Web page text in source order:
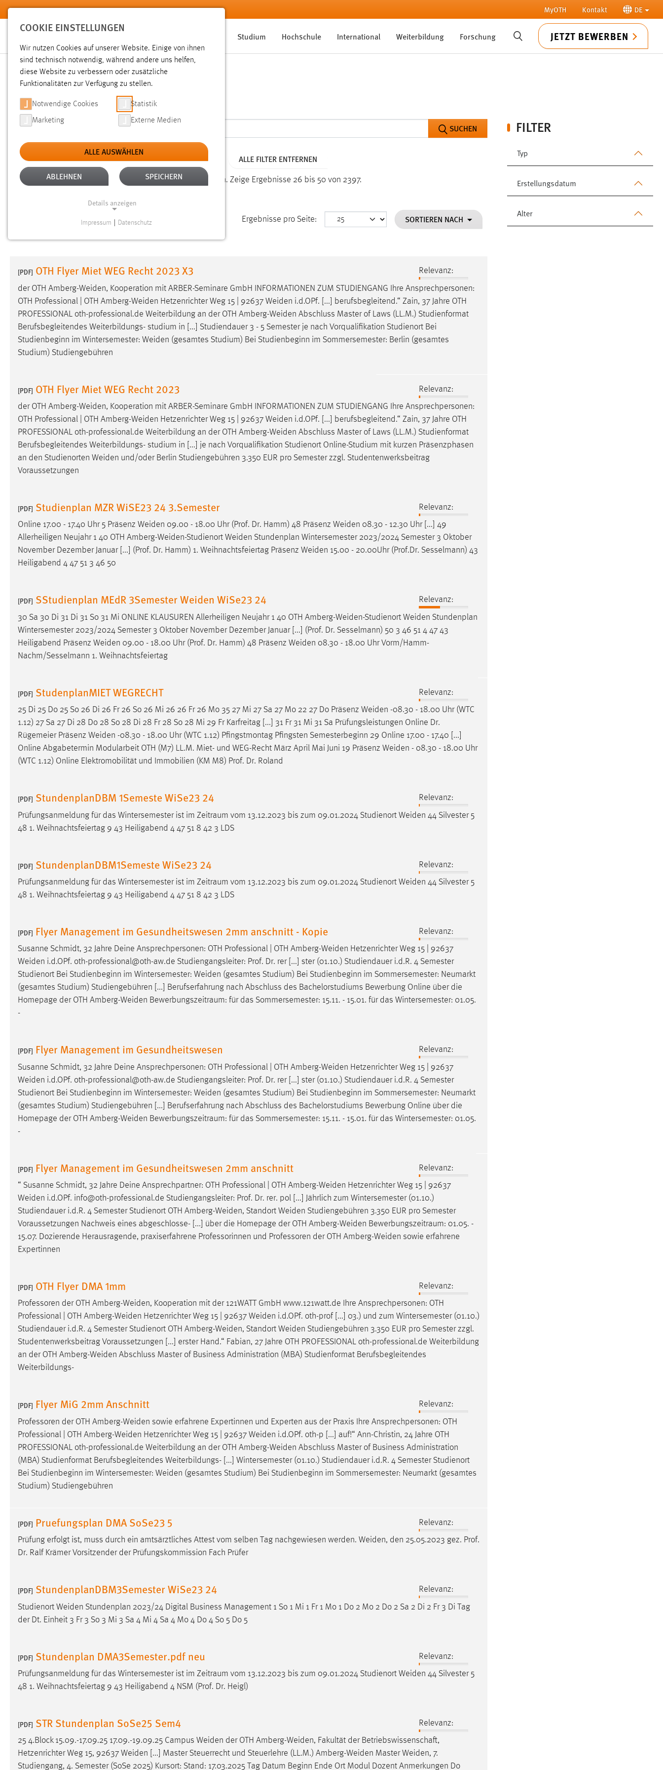
Zum Hauptinhalt springen MyOTH Kontakt DE
Studium Hochschule International Weiterbildung Forschung SUCHE JETZT BEWERBEN
SUCHE
FILTER
Typ
Erstellungsdatum
Alter
SUCHEN
Aktive Filter: TYP: DATEIEN ALTER: ÜBER EIN JAHR ALLE FILTER ENTFERNEN
Gesucht nach "weide". Es wurden 2397 Ergebnisse gefunden. Zeige Ergebnisse 26 bis 50 von 2397.
Ergebnisse pro Seite: SORTIEREN NACH
[PDF] OTH Flyer Miet WEG Recht 2023 X3
Relevanz:
der OTH Amberg-Weiden, Kooperation mit ARBER-Seminare GmbH INFORMATIONEN ZUM STUDIENGANG Ihre Ansprechpersonen:
OTH Professional | OTH Amberg-Weiden Hetzenrichter Weg 15 | 92637 Weiden i.d.OPf. [...] berufsbegleitend.“ Zain, 37 Jahre OTH
PROFESSIONAL oth-professional.de Weiterbildung an der OTH Amberg-Weiden Abschluss Master of Laws (LL.M.) Studienformat
Berufsbegleitendes Weiterbildungs- studium in [...] Studiendauer 3 - 5 Semester je nach Vorqualifikation Studienort Bei
Studienbeginn im Wintersemester: Weiden (gesamtes Studium) Bei Studienbeginn im Sommersemester: Berlin (gesamtes
Studium) Studiengebühren
[PDF] OTH Flyer Miet WEG Recht 2023
Relevanz:
der OTH Amberg-Weiden, Kooperation mit ARBER-Seminare GmbH INFORMATIONEN ZUM STUDIENGANG Ihre Ansprechpersonen:
OTH Professional | OTH Amberg-Weiden Hetzenrichter Weg 15 | 92637 Weiden i.d.OPf. [...] berufsbegleitend.“ Zain, 37 Jahre OTH
PROFESSIONAL oth-professional.de Weiterbildung an der OTH Amberg-Weiden Abschluss Master of Laws (LL.M.) Studienformat
Berufsbegleitendes Weiterbildungs- studium in [...] je nach Vorqualifikation Studienort Online-Studium mit kurzen Präsenzphasen
an den Studienorten Weiden und/oder Berlin Studiengebühren 3.350 EUR pro Semester zzgl. Studentenwerksbeitrag
Voraussetzungen
[PDF] Studienplan MZR WiSE23 24 3.Semester
Relevanz:
Online 17.00 - 17.40 Uhr 5 Präsenz Weiden 09.00 - 18.00 Uhr (Prof. Dr. Hamm) 48 Präsenz Weiden 08.30 - 12.30 Uhr [...] 49
Allerheiligen Neujahr 1 40 OTH Amberg-Weiden-Studienort Weiden Stundenplan Wintersemester 2023/2024 Semester 3 Oktober
November Dezember Januar [...] (Prof. Dr. Hamm) 1. Weihnachtsfeiertag Präsenz Weiden 15.00 - 20.00Uhr (Prof.Dr. Sesselmann) 43
Heiligabend 4 47 51 3 46 50
[PDF] SStudienplan MEdR 3Semester Weiden WiSe23 24
Relevanz:
30 Sa 30 Di 31 Di 31 So 31 Mi ONLINE KLAUSUREN Allerheiligen Neujahr 1 40 OTH Amberg-Weiden-Studienort Weiden Stundenplan
Wintersemester 2023/2024 Semester 3 Oktober November Dezember Januar [...] (Prof. Dr. Sesselmann) 50 3 46 51 4 47 43
Heiligabend Präsenz Weiden 09.00 - 18.00 Uhr (Prof. Dr. Hamm) 48 Präsenz Weiden 08.30 - 18.00 Uhr Vorm/Hamm-
Nachm/Sesselmann 1. Weihnachtsfeiertag
[PDF] StudenplanMIET WEGRECHT
Relevanz:
25 Di 25 Do 25 So 26 Di 26 Fr 26 So 26 Mi 26 26 Fr 26 Mo 35 27 Mi 27 Sa 27 Mo 22 27 Do Präsenz Weiden -08.30 - 18.00 Uhr (WTC
1.12) 27 Sa 27 Di 28 Do 28 So 28 Di 28 Fr 28 So 28 Mi 29 Fr Karfreitag [...] 31 Fr 31 Mi 31 Sa Prüfungsleistungen Online Dr.
Rügemeier Präsenz Weiden -08.30 - 18.00 Uhr (WTC 1.12) Pfingstmontag Pfingsten Semesterbeginn 29 Online 17.00 - 17.40 [...]
Online Abgabetermin Modularbeit OTH (M7) LL.M. Miet- und WEG-Recht März April Mai Juni 19 Präsenz Weiden - 08.30 - 18.00 Uhr
(WTC 1.12) Online Elektromobilität und Immobilien (KM M8) Prof. Dr. Roland
[PDF] StundenplanDBM 1Semeste WiSe23 24
Relevanz:
Prüfungsanmeldung für das Wintersemester ist im Zeitraum vom 13.12.2023 bis zum 09.01.2024 Studienort Weiden 44 Silvester 5
48 1. Weihnachtsfeiertag 9 43 Heiligabend 4 47 51 8 42 3 LDS
[PDF] StundenplanDBM1Semeste WiSe23 24
Relevanz:
Prüfungsanmeldung für das Wintersemester ist im Zeitraum vom 13.12.2023 bis zum 09.01.2024 Studienort Weiden 44 Silvester 5
48 1. Weihnachtsfeiertag 9 43 Heiligabend 4 47 51 8 42 3 LDS
[PDF] Flyer Management im Gesundheitswesen 2mm anschnitt - Kopie
Relevanz:
Susanne Schmidt, 32 Jahre Deine Ansprechpersonen: OTH Professional | OTH Amberg-Weiden Hetzenrichter Weg 15 | 92637
Weiden i.d.OPf. oth-professional@oth-aw.de Studiengangsleiter: Prof. Dr. rer [...] ster (01.10.) Studiendauer i.d.R. 4 Semester
Studienort Bei Studienbeginn im Wintersemester: Weiden (gesamtes Studium) Bei Studienbeginn im Sommersemester: Neumarkt
(gesamtes Studium) Studiengebühren [...] Berufserfahrung nach Abschluss des Bachelorstudiums Bewerbung Online über die
Homepage der OTH Amberg-Weiden Bewerbungszeitraum: für das Sommersemester: 15.11. - 15.01. für das Wintersemester: 01.05.
-
[PDF] Flyer Management im Gesundheitswesen
Relevanz:
Susanne Schmidt, 32 Jahre Deine Ansprechpersonen: OTH Professional | OTH Amberg-Weiden Hetzenrichter Weg 15 | 92637
Weiden i.d.OPf. oth-professional@oth-aw.de Studiengangsleiter: Prof. Dr. rer [...] ster (01.10.) Studiendauer i.d.R. 4 Semester
Studienort Bei Studienbeginn im Wintersemester: Weiden (gesamtes Studium) Bei Studienbeginn im Sommersemester: Neumarkt
(gesamtes Studium) Studiengebühren [...] Berufserfahrung nach Abschluss des Bachelorstudiums Bewerbung Online über die
Homepage der OTH Amberg-Weiden Bewerbungszeitraum: für das Sommersemester: 15.11. - 15.01. für das Wintersemester: 01.05.
-
[PDF] Flyer Management im Gesundheitswesen 2mm anschnitt
Relevanz:
“ Susanne Schmidt, 32 Jahre Deine Ansprechpartner: OTH Professional | OTH Amberg-Weiden Hetzenrichter Weg 15 | 92637
Weiden i.d.OPf. info@oth-professional.de Studiengangsleiter: Prof. Dr. rer. pol [...] Jährlich zum Wintersemester (01.10.)
Studiendauer i.d.R. 4 Semester Studienort OTH Amberg-Weiden, Standort Weiden Studiengebühren 3.350 EUR pro Semester
Voraussetzungen Nachweis eines abgeschlosse- [...] über die Homepage der OTH Amberg-Weiden Bewerbungszeitraum: 01.05. -
15.07. Dozierende Herausragende, praxiserfahrene Professorinnen und Professoren der OTH Amberg-Weiden sowie erfahrene
Expertinnen
[PDF] OTH Flyer DMA 1mm
Relevanz:
Professoren der OTH Amberg-Weiden, Kooperation mit der 121WATT GmbH www.121watt.de Ihre Ansprechpersonen: OTH
Professional | OTH Amberg-Weiden Hetzenrichter Weg 15 | 92637 Weiden i.d.OPf. oth-prof [...] 03.) und zum Wintersemester (01.10.)
Studiendauer i.d.R. 4 Semester Studienort OTH Amberg-Weiden, Standort Weiden Studiengebühren 3.350 EUR pro Semester zzgl.
Studentenwerksbeitrag Voraussetzungen [...] erster Hand.“ Fabian, 27 Jahre OTH PROFESSIONAL oth-professional.de Weiterbildung
an der OTH Amberg-Weiden Abschluss Master of Business Administration (MBA) Studienformat Berufsbegleitendes
Weiterbildungs-
[PDF] Flyer MiG 2mm Anschnitt
Relevanz:
Professoren der OTH Amberg-Weiden sowie erfahrene Expertinnen und Experten aus der Praxis Ihre Ansprechpersonen: OTH
Professional | OTH Amberg-Weiden Hetzenrichter Weg 15 | 92637 Weiden i.d.OPf. oth-p [...] auf!“ Ann-Christin, 24 Jahre OTH
PROFESSIONAL oth-professional.de Weiterbildung an der OTH Amberg-Weiden Abschluss Master of Business Administration
(MBA) Studienformat Berufsbegleitendes Weiterbildungs- [...] Wintersemester (01.10.) Studiendauer i.d.R. 4 Semester Studienort
Bei Studienbeginn im Wintersemester: Weiden (gesamtes Studium) Bei Studienbeginn im Sommersemester: Neumarkt (gesamtes
Studium) Studiengebühren
[PDF] Pruefungsplan DMA SoSe23 5
Relevanz:
Prüfung erfolgt ist, muss durch ein amtsärztliches Attest vom selben Tag nachgewiesen werden. Weiden, den 25.05.2023 gez. Prof.
Dr. Ralf Krämer Vorsitzender der Prüfungskommission Fach Prüfer
[PDF] StundenplanDBM3Semester WiSe23 24
Relevanz:
Studienort Weiden Stundenplan 2023/24 Digital Business Management 1 So 1 Mi 1 Fr 1 Mo 1 Do 2 Mo 2 Do 2 Sa 2 Di 2 Fr 3 Di Tag
der Dt. Einheit 3 Fr 3 So 3 Mi 3 Sa 4 Mi 4 Sa 4 Mo 4 Do 4 So 5 Do 5
[PDF] Stundenplan DMA3Semester.pdf neu
Relevanz:
Prüfungsanmeldung für das Wintersemester ist im Zeitraum vom 13.12.2023 bis zum 09.01.2024 Studienort Weiden 44 Silvester 5
48 1. Weihnachtsfeiertag 9 43 Heiligabend 4 NSM (Prof. Dr. Heigl)
[PDF] STR Stundenplan SoSe25 Sem4
Relevanz:
25 4.Block 15.09.-17.09.25 17.09.-19.09.25 Campus Weiden der OTH Amberg-Weiden, Fakultät der Betriebswissenschaft,
Hetzenrichter Weg 15, 92637 Weiden [...] Master Steuerrecht und Steuerlehre (LL.M.) Amberg-Weiden MasterWeiden, 7.
Studiengang, 4. Semester (SoSe 2025) Kursort: Stand: 17.03.2025 Tag Datum Beginn Ende Ort Modul Dozent Anmerkungen Do
COOKIE EINSTELLUNGEN
Wir nutzen Cookies auf unserer Website. Einige von ihnen
sind technisch notwendig, während andere uns helfen,
diese Website zu verbessern oder zusätzliche
Funktionalitäten zur Verfügung zu stellen.
Notwendige Cookies Statistik
Marketing Externe Medien
ALLE AUSWÄHLEN
ABLEHNEN SPEICHERN
Details anzeigen
Website erforderlich.
Einverständnis
Name: cookie_consent
Zweck:
Dieser Cookie speichert die
ausgewählten Einverständnis-Optionen
des Benutzers
Performance
Name: staticfilecache
Zweck:
Für performante Seitenauslieferung wird
in diesem Cookie gespeichert, ob man
eingeloggt ist.
Name: site-language-preference
Zweck:
Das Cookie speichert die gewählte
Sprache der Website.
Cookie Laufzeit:
Name:
mibew_locale, mibew-chat-frame-style-
5e9dbeb1811c0446
Zweck:
Wird benötigt um die Chatfunktion
nutzen zu können.
Sitzungslaufzeit, mibew_locale = 3
Jahre, MIBEW_UserID = 1 Jahr
Login
Name:
Cookie Laufzeit: 24 Stunden
Diese Informationen helfen uns zu verstehen, wie
unsere Besucher unsere Website nutzen.
Name:
Zweck: Zugriffsstatistik
Cookie Laufzeit: Max. 13 Monate
MARKETING
hinweg verfolgen.
Google Ads
Name: _gcl_au
Anbieter: Google Ireland Limited
Facebook Pixel
Name: _fbp
Anbieter: Facebook
Zweck: Conversion-Tracking
EXTERNE MEDIEN
Um Inhalte von Videoplattformen und Social Media
Plattformen anzeigen zu können, werden von diesen
externen Medien Cookies gesetzt.
YouTube
Impressum Datenschutz